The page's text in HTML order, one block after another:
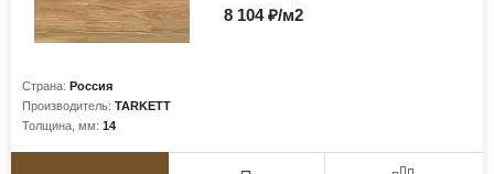
Страна: Россия
Производитель: TARKETT
Толщина, мм: 14
8 104 ₽/м2